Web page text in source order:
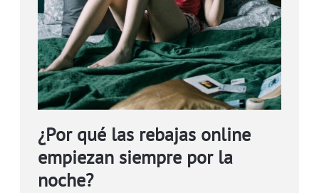
¿Por qué las rebajas online
empiezan siempre por la
noche?